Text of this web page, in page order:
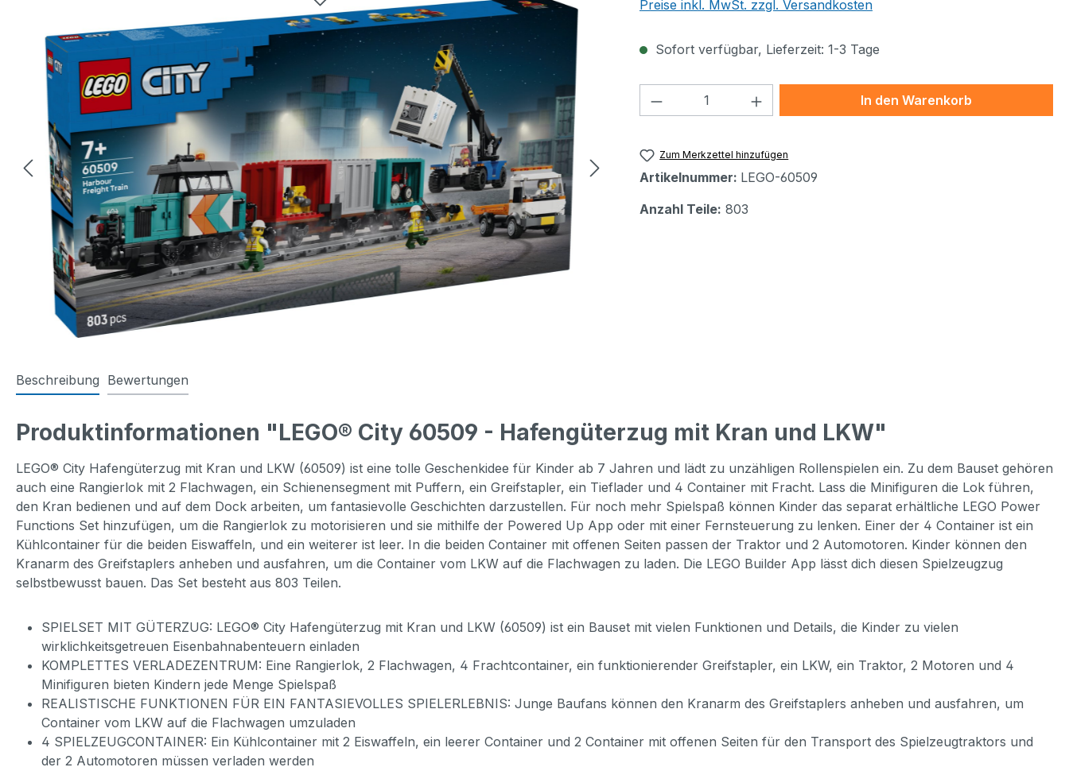
Preise inkl. MwSt. zzgl. Versandkosten
Sofort verfügbar, Lieferzeit: 1-3 Tage
Produkt Anzahl: Gib den gewünschten Wert
In den Warenkorb
Zum Merkzettel hinzufügen
Artikelnummer: LEGO-60509
Anzahl Teile: 803
Beschreibung Bewertungen
Produktinformationen "LEGO® City 60509 - Hafengüterzug mit Kran und LKW"
LEGO® City Hafengüterzug mit Kran und LKW (60509) ist eine tolle Geschenkidee für Kinder ab 7 Jahren und lädt zu unzähligen Rollenspielen ein. Zu dem Bauset gehören
auch eine Rangierlok mit 2 Flachwagen, ein Schienensegment mit Puffern, ein Greifstapler, ein Tieflader und 4 Container mit Fracht. Lass die Minifiguren die Lok führen,
den Kran bedienen und auf dem Dock arbeiten, um fantasievolle Geschichten darzustellen. Für noch mehr Spielspaß können Kinder das separat erhältliche LEGO Power
Functions Set hinzufügen, um die Rangierlok zu motorisieren und sie mithilfe der Powered Up App oder mit einer Fernsteuerung zu lenken. Einer der 4 Container ist ein
Kühlcontainer für die beiden Eiswaffeln, und ein weiterer ist leer. In die beiden Container mit offenen Seiten passen der Traktor und 2 Automotoren. Kinder können den
Kranarm des Greifstaplers anheben und ausfahren, um die Container vom LKW auf die Flachwagen zu laden. Die LEGO Builder App lässt dich diesen Spielzeugzug
selbstbewusst bauen. Das Set besteht aus 803 Teilen.
SPIELSET MIT GÜTERZUG: LEGO® City Hafengüterzug mit Kran und LKW (60509) ist ein Bauset mit vielen Funktionen und Details, die Kinder zu vielen
wirklichkeitsgetreuen Eisenbahnabenteuern einladen
KOMPLETTES VERLADEZENTRUM: Eine Rangierlok, 2 Flachwagen, 4 Frachtcontainer, ein funktionierender Greifstapler, ein LKW, ein Traktor, 2 Motoren und 4
Minifiguren bieten Kindern jede Menge Spielspaß
REALISTISCHE FUNKTIONEN FÜR EIN FANTASIEVOLLES SPIELERLEBNIS: Junge Baufans können den Kranarm des Greifstaplers anheben und ausfahren, um
Container vom LKW auf die Flachwagen umzuladen
4 SPIELZEUGCONTAINER: Ein Kühlcontainer mit 2 Eiswaffeln, ein leerer Container und 2 Container mit offenen Seiten für den Transport des Spielzeugtraktors und
der 2 Automotoren müssen verladen werden